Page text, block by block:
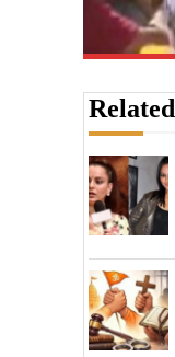
Related